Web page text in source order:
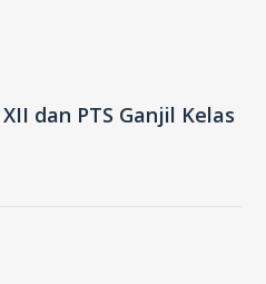
dan PTS Ganjil Kelas